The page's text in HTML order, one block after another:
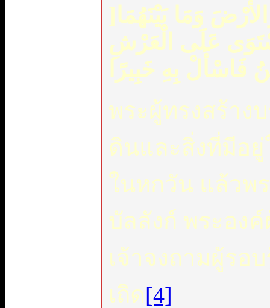
]وَمَا بَيْنَهُمَا
عَلَى الْعَرْشِ
فَاسْأَلْ بِهِ خَبِيرًا
พระผู้ทรงสร้าง
ดินและสิ่งที่มีอยู่
ในหกวัน แล้วพ
บัลลังก์ พระอง
เจ้าจงถามผู้รอ
เถิด[4]